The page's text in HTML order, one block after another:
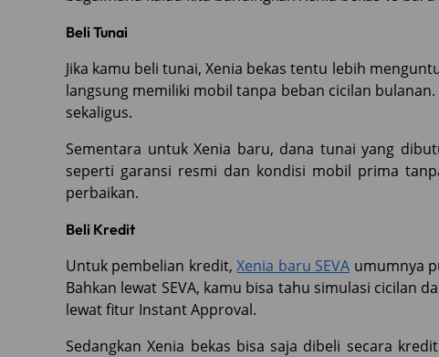
Beli Tunai
Jika kamu beli tunai, Xenia bekas tentu lebih
langsung memiliki mobil tanpa beban cicilan
sekaligus.
Sementara untuk Xenia baru, dana tunai yang
seperti garansi resmi dan kondisi mobil prima
perbaikan.
Beli Kredit
Untuk pembelian kredit,Xenia baru SEVA umumnya
Bahkan lewat SEVA, kamu bisa tahu simulasi cicilan
lewat fitur Instant Approval.
Sedangkan Xenia bekas bisa saja dibeli secara